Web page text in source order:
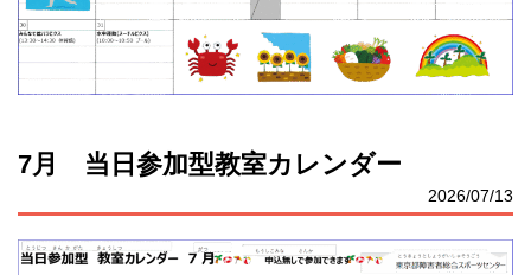
7月 当日参加型教室カレンダー
2026/07/13